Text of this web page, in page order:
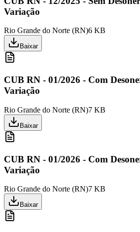
Variação
Rio Grande do Norte (RN)6 KB
Baixar
CUB RN - 01/2026 - Com
Variação
Rio Grande do Norte (RN)7 KB
Baixar
CUB RN - 01/2026 - Com
Variação
Rio Grande do Norte (RN)7 KB
Baixar